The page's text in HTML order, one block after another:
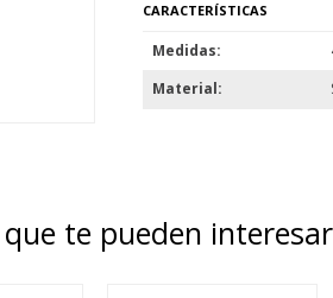
CARACTERÍSTICAS
Medidas
Material
te pueden interesar